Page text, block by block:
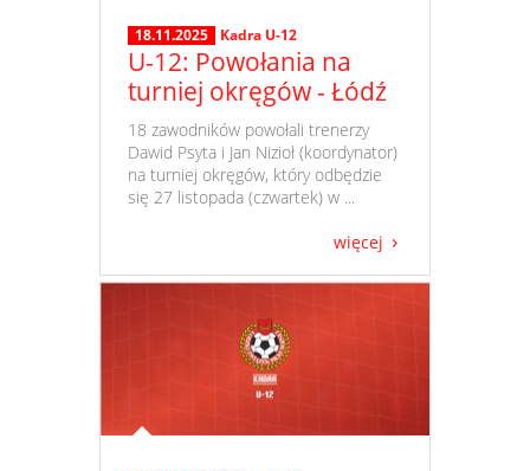
18.11.2025 Kadra U-12
U-12: Powołania na
turniej okręgów - Łódź
​ 18 zawodników powołali trenerzy
Dawid Psyta i Jan Nizioł (koordynator)
na turniej okręgów, który odbędzie
się 27 listopada (czwartek) w ...
więcej